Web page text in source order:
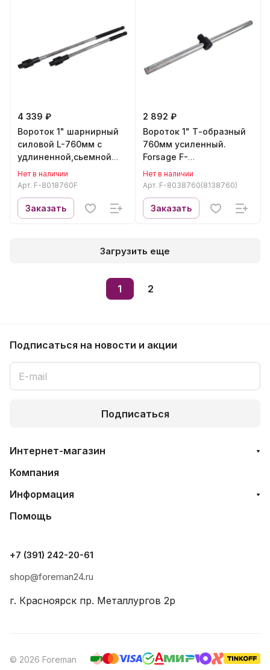
4 339 ₽
Вороток 1" шарнирный
силовой L-760мм с
удлиненной,сьемной
рукояткой Forsage F-
8018760F
Нет в наличии
Арт. F-8018760F
Заказать
2 892 ₽
Вороток 1" Т-образный
760мм усиленный.
Forsage F-
8038760(8138760)
Нет в наличии
Арт. F-8038760(8138760)
Заказать
Загрузить еще
1 2
Подписаться на новости и акции
Подписаться
Интернет-магазин
Компания
Информация
Помощь
+7 (391) 242-20-61
shop@foreman24.ru
г. Красноярск пр. Металлургов 2р
© 2026 Foreman